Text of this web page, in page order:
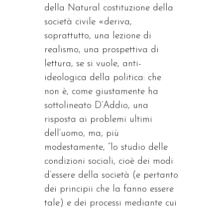
della Natural costituzione della
società civile «deriva,
soprattutto, una lezione di
realismo, una prospettiva di
lettura, se si vuole, anti-
ideologica della politica: che
non è, come giustamente ha
sottolineato D’Addio, una
risposta ai problemi ultimi
dell’uomo, ma, più
modestamente, “lo studio delle
condizioni sociali, cioè dei modi
d’essere della società (e pertanto
dei principii che la fanno essere
tale) e dei processi mediante cui